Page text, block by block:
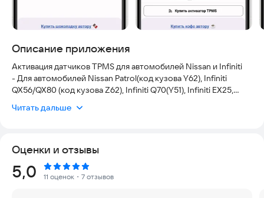
Описание приложения
Активация датчиков TPMS для автомобилей Nissan и Infiniti
- Для автомобилей Nissan Patrol(код кузова Y62), Infiniti
QX56/QX80 (код кузова Z62), Infiniti Q70(Y51), Infiniti EX25,
Nissan Quest(E52), Nissan Elgrand(E52) активация датчиков
Управление задней пневмоподвеск для автомобилей Infiniti
QX56/QX80 (код кузова Z62):
- Через модуль E-SUS включать выключать компрессор,
Читать дальше
Оценки и отзывы
Рейтинг:
5,0 11 оценок ・7 отзывов